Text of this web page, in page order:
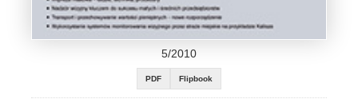
5/2010
PDF Flipbook